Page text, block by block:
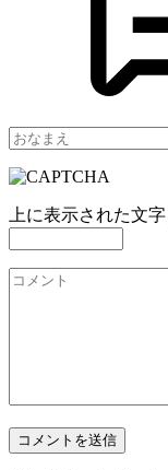
上に表示された文